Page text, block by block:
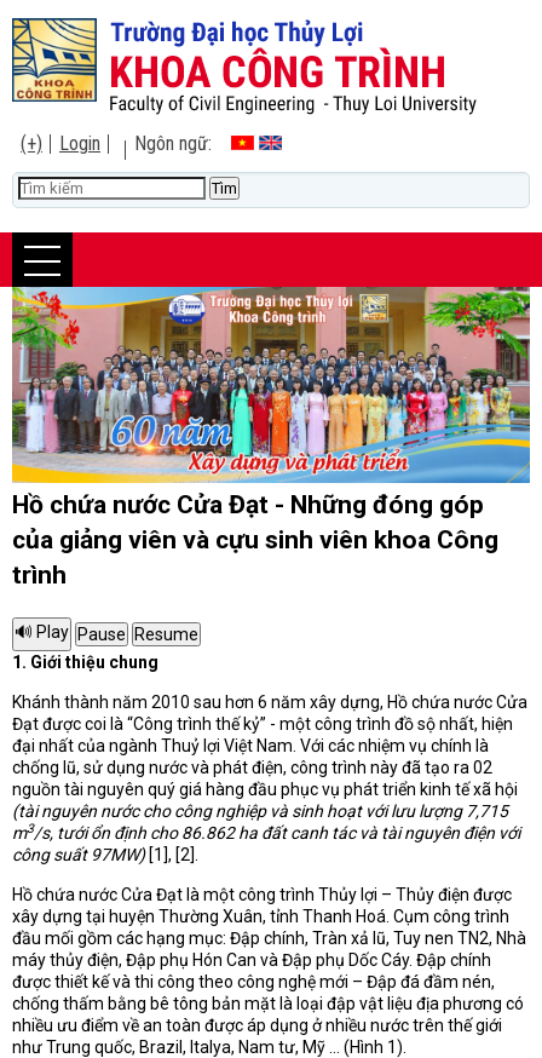
(+) Login Ngôn ngữ:
Hồ chứa nước Cửa Đạt - Những đóng góp
của giảng viên và cựu sinh viên khoa Công
trình
1. Giới thiệu chung
Khánh thành năm 2010 sau hơn 6 năm xây dựng, Hồ chứa nước Cửa
Đạt được coi là “Công trình thế kỷ” - một công trình đồ sộ nhất, hiện
đại nhất của ngành Thuỷ lợi Việt Nam. Với các nhiệm vụ chính là
chống lũ, sử dụng nước và phát điện, công trình này đã tạo ra 02
nguồn tài nguyên quý giá hàng đầu phục vụ phát triển kinh tế xã hội
(tài nguyên nước cho công nghiệp và sinh hoạt với lưu lượng 7,715
m3/s, tưới ổn định cho 86.862 ha đất canh tác và tài nguyên điện với
công suất 97MW)[1], [2].
Hồ chứa nước Cửa Đạt là một công trình Thủy lợi – Thủy điện được
xây dựng tại huyện Thường Xuân, tỉnh Thanh Hoá. Cụm công trình
đầu mối gồm các hạng mục: Đập chính, Tràn xả lũ, Tuy nen TN2, Nhà
máy thủy điện, Đập phụ Hón Can và Đập phụ Dốc Cáy. Đập chính
được thiết kế và thi công theo công nghệ mới – Đập đá đầm nén,
chống thấm bằng bê tông bản mặt là loại đập vật liệu địa phương có
nhiều ưu điểm về an toàn được áp dụng ở nhiều nước trên thế giới
như Trung quốc, Brazil, Italya, Nam tư, Mỹ … (Hình 1).